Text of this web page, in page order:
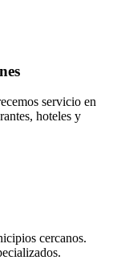
servicio en
hoteles y
cercanos.